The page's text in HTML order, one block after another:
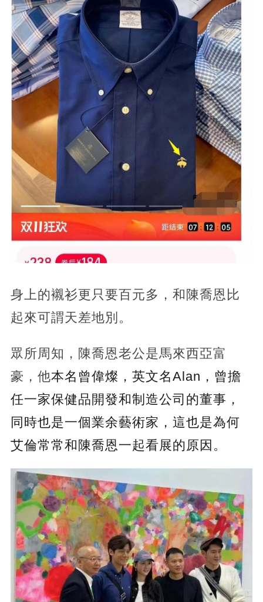
身上的襯衫更只要百元多，和陳喬恩比
起來可謂天差地別。
眾所周知，陳喬恩老公是馬來西亞富
豪，他本名曾偉燦，英文名Alan，曾擔
任一家保健品開發和制造公司的董事，
同時也是一個業余藝術家，這也是為何
艾倫常常和陳喬恩一起看展的原因。